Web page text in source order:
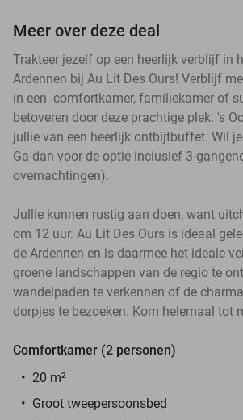
Meer over deze deal
Trakteer jezelf op een heerlijk verblijf in
Ardennen bij Au Lit Des Ours! Verblijf
in een comfortkamer, familiekamer of
betoveren door deze prachtige plek. 's
jullie van een heerlijk ontbijtbuffet. Wil
Ga dan voor de optie inclusief 3-
overnachtingen).
Jullie kunnen rustig aan doen, want
om 12 uur. Au Lit Des Ours is ideaal
de Ardennen en is daarmee het ideale
groene landschappen van de regio te
wandelpaden te verkennen of de
dorpjes te bezoeken. Kom helemaal tot
Comfortkamer (2 personen)
20 m²
Groot tweepersoonsbed